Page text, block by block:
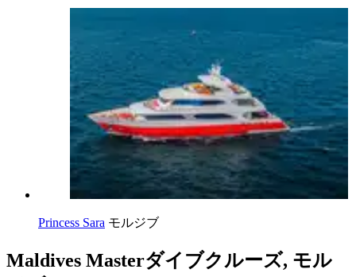
Princess Sara モルジブ
Maldives Masterダイブクルーズ, モル